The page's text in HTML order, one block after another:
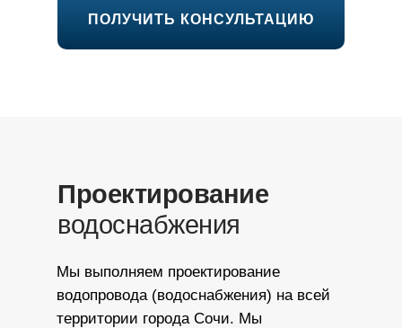
ПОЛУЧИТЬ КОНСУЛЬТАЦИЮ
Мы выполняем проектирование
водопровода (водоснабжения) на всей
территории города Сочи. Мы
Проектирование
водоснабжения